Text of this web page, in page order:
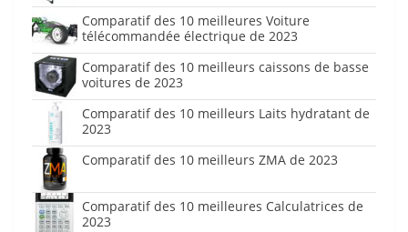
Comparatif des 10 meilleures Voiture
télécommandée électrique de 2023
Comparatif des 10 meilleurs caissons de basse
voitures de 2023
Comparatif des 10 meilleurs Laits hydratant de
2023
Comparatif des 10 meilleurs ZMA de 2023
Comparatif des 10 meilleures Calculatrices de
2023